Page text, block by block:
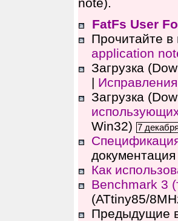
FatFs User
Прочитайте
application
Загрузка
| Исправления
Загрузка
Win32) 7
Как
Benchmark 3
(ATtiny85/
Предыдущие